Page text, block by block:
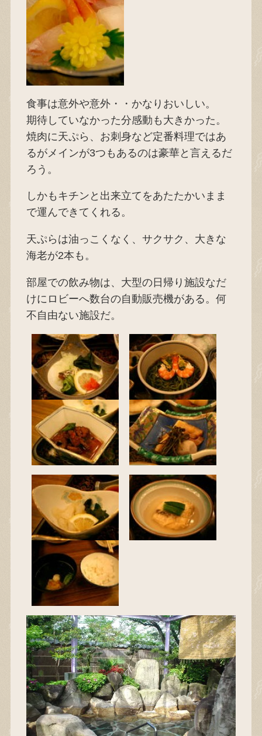
食事は意外や意外・・かなりおいしい。
期待していなかった分感動も大きかった。
焼肉に天ぷら、お刺身など定番料理ではあ
るがメインが3つもあるのは豪華と言えるだ
ろう。
しかもキチンと出来立てをあたたかいまま
で運んできてくれる。
天ぷらは油っこくなく、サクサク、大きな
海老が2本も。
部屋での飲み物は、大型の日帰り施設なだ
けにロビーへ数台の自動販売機がある。何
不自由ない施設だ。